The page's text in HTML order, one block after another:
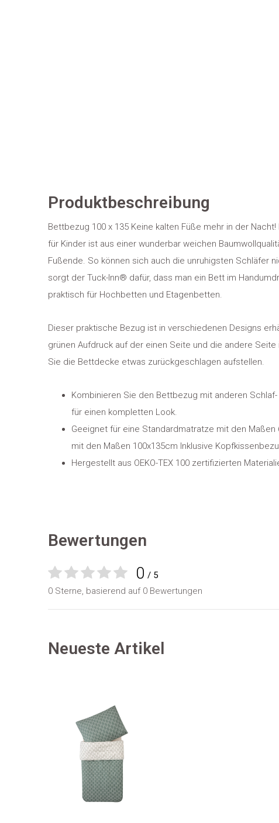
Produktbeschreibung
Bettbezug 100 x 135 Keine kalten Füße mehr in der
für Kinder ist aus einer wunderbar weichen
Fußende. So können sich auch die unruhigsten Schläfer
sorgt der Tuck-Inn® dafür, dass man ein Bett im
praktisch für Hochbetten und Etagenbetten.
Dieser praktische Bezug ist in verschiedenen Designs
grünen Aufdruck auf der einen Seite und die andere
Sie die Bettdecke etwas zurückgeschlagen aufstellen.
Kombinieren Sie den Bettbezug mit anderen
für einen kompletten Look.
Geeignet für eine Standardmatratze mit den
mit den Maßen 100x135cm Inklusive
Hergestellt aus OEKO-TEX 100 zertifizierten
Bewertungen
0 / 5
0 Sterne, basierend auf 0 Bewertungen
Neueste Artikel